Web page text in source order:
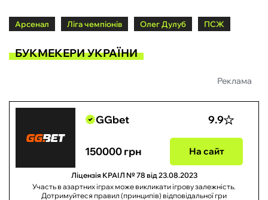
Арсенал Ліга чемпіонів Олег Дулуб ПСЖ
БУКМЕКЕРИ УКРАЇНИ
Реклама
GGbet 9.9
150000 грн На сайт
Ліцензія КРАІЛ № 78 від 23.08.2023
Участь в азартних іграх може викликати ігрову залежність.
Дотримуйтеся правил (принципів) відповідальної гри